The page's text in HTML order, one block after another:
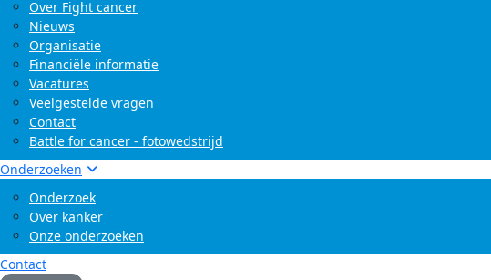
Over Fight cancer
Nieuws
Organisatie
Financiële informatie
Vacatures
Veelgestelde vragen
Contact
Battle for cancer - fotowedstrijd
Onderzoeken
Onderzoek
Over kanker
Onze onderzoeken
Contact